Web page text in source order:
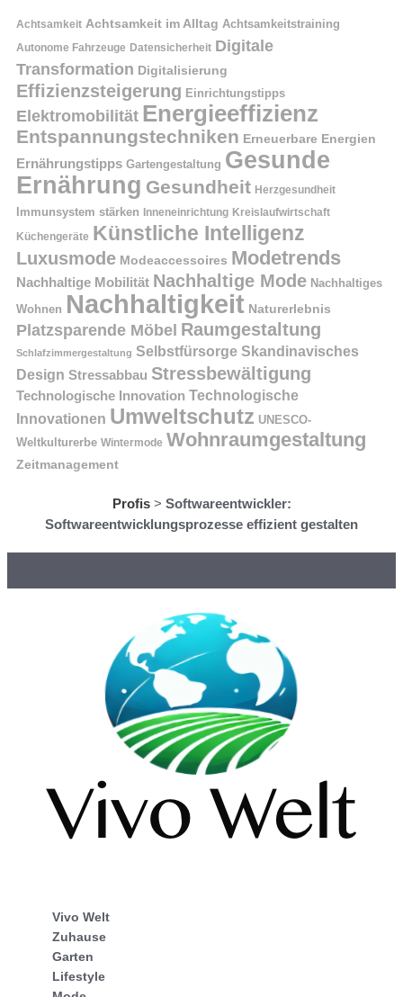
Achtsamkeit Achtsamkeit im Alltag Achtsamkeitstraining
Autonome Fahrzeuge Datensicherheit Digitale
Transformation Digitalisierung
Effizienzsteigerung Einrichtungstipps
Elektromobilität Energieeffizienz
Entspannungstechniken Erneuerbare Energien
Ernährungstipps Gartengestaltung Gesunde
Ernährung Gesundheit Herzgesundheit
Immunsystem stärken Inneneinrichtung Kreislaufwirtschaft
Küchengeräte Künstliche Intelligenz
Luxusmode Modeaccessoires Modetrends
Nachhaltige Mobilität Nachhaltige Mode Nachhaltiges
Wohnen Nachhaltigkeit Naturerlebnis
Platzsparende Möbel Raumgestaltung
Schlafzimmergestaltung Selbstfürsorge Skandinavisches
Design Stressabbau Stressbewältigung
Technologische Innovation Technologische
Innovationen Umweltschutz UNESCO-
Weltkulturerbe Wintermode Wohnraumgestaltung
Zeitmanagement
Profis> Softwareentwickler:
Softwareentwicklungsprozesse effizient gestalten
Vivo Welt
Zuhause
Garten
Lifestyle